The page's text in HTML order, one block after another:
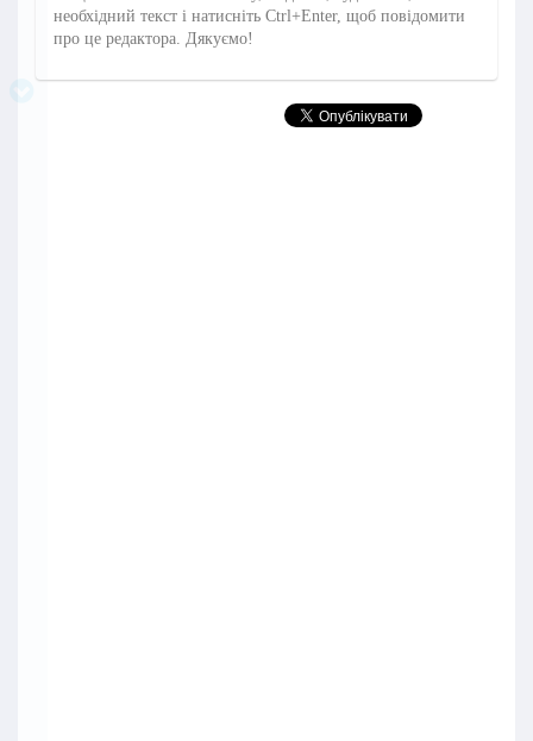
необхідний текст і натисніть Ctrl+Enter, щоб повідомити
про це редактора. Дякуємо!